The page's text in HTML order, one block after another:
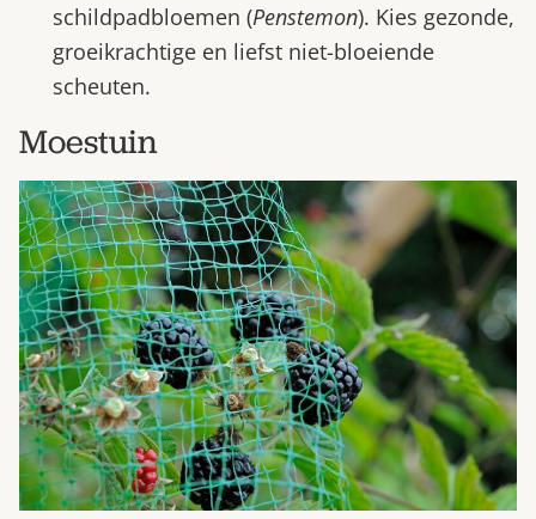
schildpadbloemen (Penstemon). Kies gezonde,
groeikrachtige en liefst niet-bloeiende
scheuten.
Moestuin